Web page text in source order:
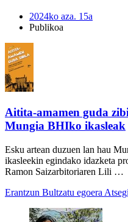
2024ko aza. 15a
Publikoa
Aitita-amamen guda
Mungia BHIko ikasleak
Esku artean duzuen lan hau
ikasleekin egindako idazketa
Ramon Saizarbitoriaren Lili …
Erantzun Bultzatu egoera